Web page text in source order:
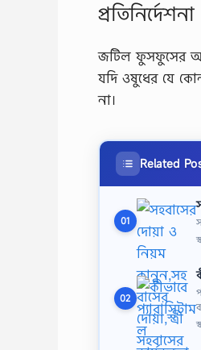
প্রতিনির্দেশনা
জটিল ফুসফুসের
যদি ওষুধের যে
না।
Related
01
02